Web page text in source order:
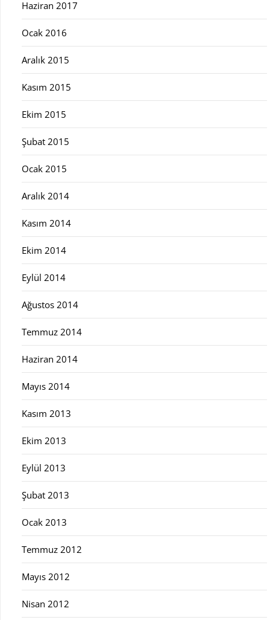
Haziran 2017
Ocak 2016
Aralık 2015
Kasım 2015
Ekim 2015
Şubat 2015
Ocak 2015
Aralık 2014
Kasım 2014
Ekim 2014
Eylül 2014
Ağustos 2014
Temmuz 2014
Haziran 2014
Mayıs 2014
Kasım 2013
Ekim 2013
Eylül 2013
Şubat 2013
Ocak 2013
Temmuz 2012
Mayıs 2012
Nisan 2012